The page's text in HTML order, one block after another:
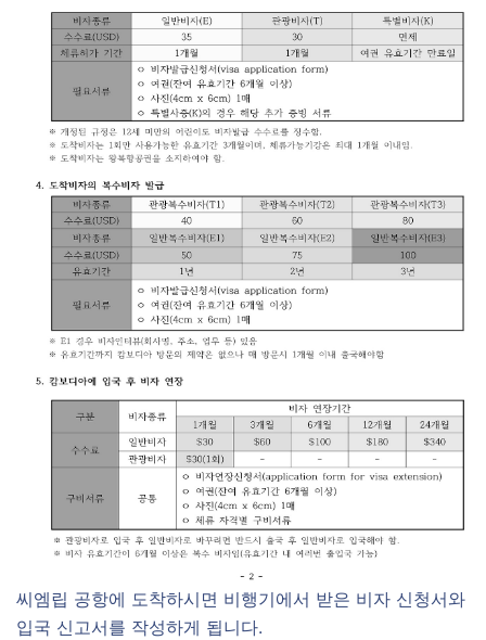
씨엠립 공항에 도착하시면 비행기에서 받은 비자 신청서와
입국 신고서를 작성하게 됩니다.